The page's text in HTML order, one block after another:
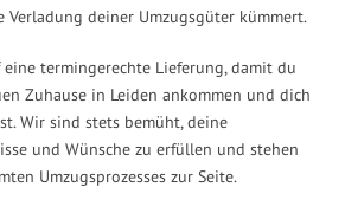
Verladung deiner Umzugsgüter kümmert.
termingerechte Lieferung, damit du
Zuhause in Leiden ankommen und dich
Wir sind stets bemüht, deine
und Wünsche zu erfüllen und stehen
Umzugsprozesses zur Seite.